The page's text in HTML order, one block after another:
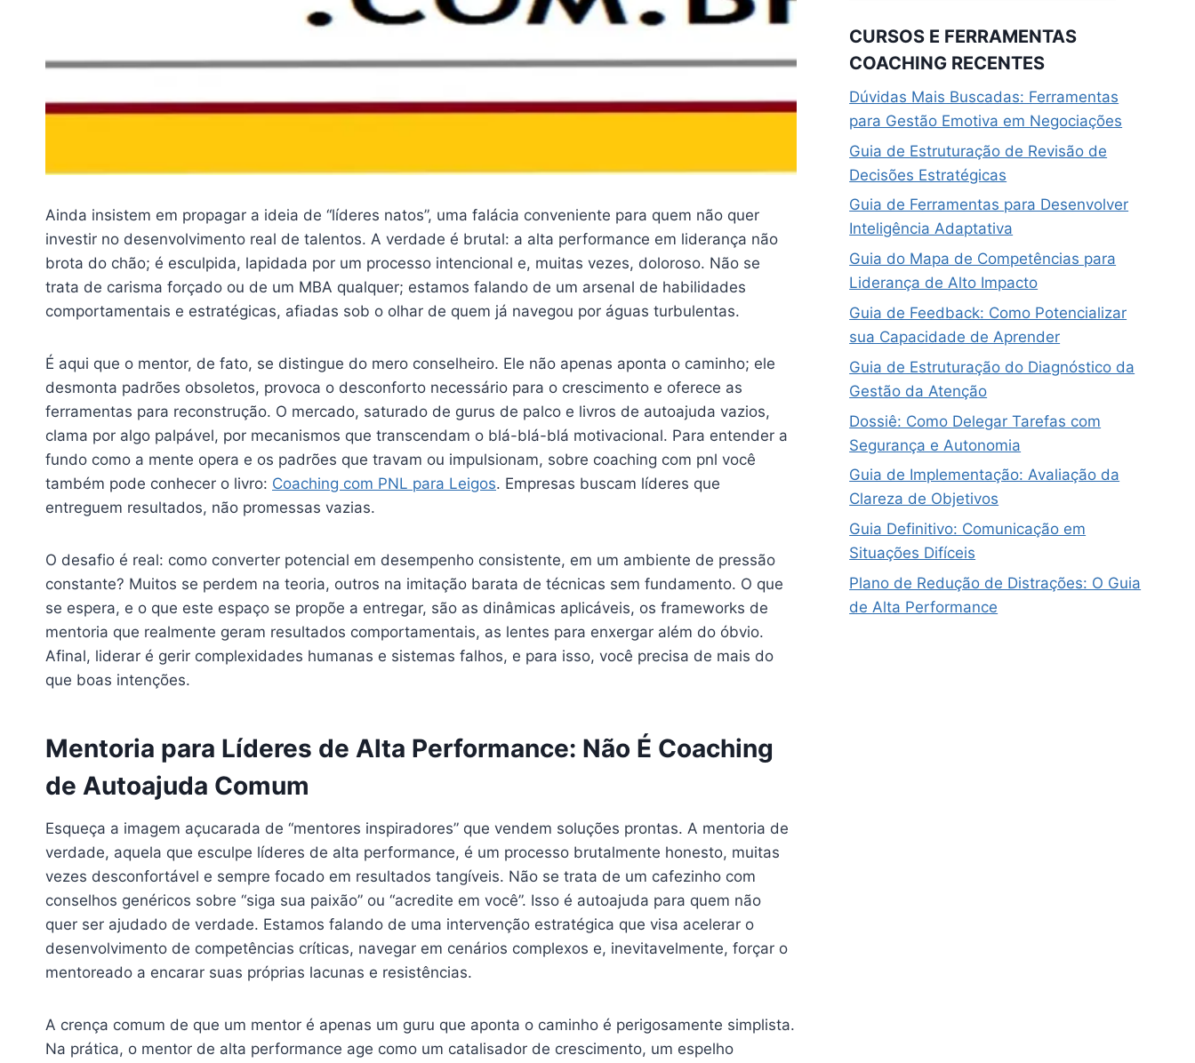
Ainda insistem em propagar a ideia de “líderes natos”, uma falácia conveniente para quem não quer
investir no desenvolvimento real de talentos. A verdade é brutal: a alta performance em liderança não
brota do chão; é esculpida, lapidada por um processo intencional e, muitas vezes, doloroso. Não se
trata de carisma forçado ou de um MBA qualquer; estamos falando de um arsenal de habilidades
comportamentais e estratégicas, afiadas sob o olhar de quem já navegou por águas turbulentas.
É aqui que o mentor, de fato, se distingue do mero conselheiro. Ele não apenas aponta o caminho; ele
desmonta padrões obsoletos, provoca o desconforto necessário para o crescimento e oferece as
ferramentas para reconstrução. O mercado, saturado de gurus de palco e livros de autoajuda vazios,
clama por algo palpável, por mecanismos que transcendam o blá-blá-blá motivacional. Para entender a
fundo como a mente opera e os padrões que travam ou impulsionam, sobre coaching com pnl você
também pode conhecer o livro: Coaching com PNL para Leigos. Empresas buscam líderes que
entreguem resultados, não promessas vazias.
O desafio é real: como converter potencial em desempenho consistente, em um ambiente de pressão
constante? Muitos se perdem na teoria, outros na imitação barata de técnicas sem fundamento. O que
se espera, e o que este espaço se propõe a entregar, são as dinâmicas aplicáveis, os frameworks de
mentoria que realmente geram resultados comportamentais, as lentes para enxergar além do óbvio.
Afinal, liderar é gerir complexidades humanas e sistemas falhos, e para isso, você precisa de mais do
que boas intenções.
Mentoria para Líderes de Alta Performance: Não É Coaching
de Autoajuda Comum
Esqueça a imagem açucarada de “mentores inspiradores” que vendem soluções prontas. A mentoria de
verdade, aquela que esculpe líderes de alta performance, é um processo brutalmente honesto, muitas
vezes desconfortável e sempre focado em resultados tangíveis. Não se trata de um cafezinho com
conselhos genéricos sobre “siga sua paixão” ou “acredite em você”. Isso é autoajuda para quem não
quer ser ajudado de verdade. Estamos falando de uma intervenção estratégica que visa acelerar o
desenvolvimento de competências críticas, navegar em cenários complexos e, inevitavelmente, forçar o
mentoreado a encarar suas próprias lacunas e resistências.
A crença comum de que um mentor é apenas um guru que aponta o caminho é perigosamente simplista.
Na prática, o mentor de alta performance age como um catalisador de crescimento, um espelho
CURSOS E FERRAMENTAS
COACHING RECENTES
Dúvidas Mais Buscadas: Ferramentas
para Gestão Emotiva em Negociações
Guia de Estruturação de Revisão de
Decisões Estratégicas
Guia de Ferramentas para Desenvolver
Inteligência Adaptativa
Guia do Mapa de Competências para
Liderança de Alto Impacto
Guia de Feedback: Como Potencializar
sua Capacidade de Aprender
Guia de Estruturação do Diagnóstico da
Gestão da Atenção
Dossiê: Como Delegar Tarefas com
Segurança e Autonomia
Guia de Implementação: Avaliação da
Clareza de Objetivos
Guia Definitivo: Comunicação em
Situações Difíceis
Plano de Redução de Distrações: O Guia
de Alta Performance